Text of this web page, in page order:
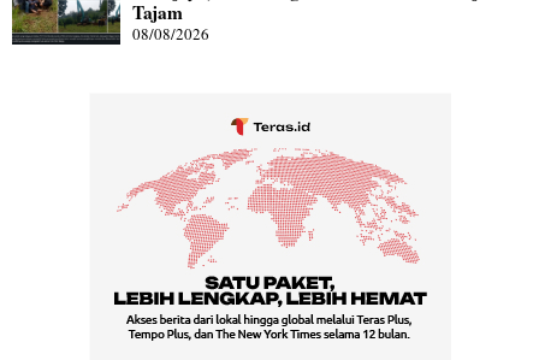
Tajam
08/08/2026